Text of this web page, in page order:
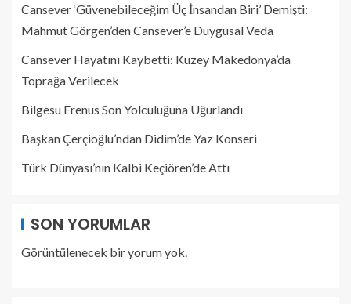
Cansever ‘Güvenebileceğim Üç İnsandan Biri’ Demişti:
Mahmut Görgen’den Cansever’e Duygusal Veda
Cansever Hayatını Kaybetti: Kuzey Makedonya’da
Toprağa Verilecek
Bilgesu Erenus Son Yolculuğuna Uğurlandı
Başkan Çerçioğlu’ndan Didim’de Yaz Konseri
Türk Dünyası’nın Kalbi Keçiören’de Attı
SON YORUMLAR
Görüntülenecek bir yorum yok.